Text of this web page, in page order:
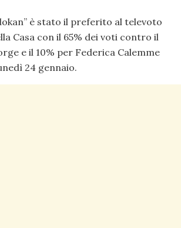
è stato il preferito al televoto
Casa con il 65% dei voti contro il
e il 10% per Federica Calemme
24 gennaio.